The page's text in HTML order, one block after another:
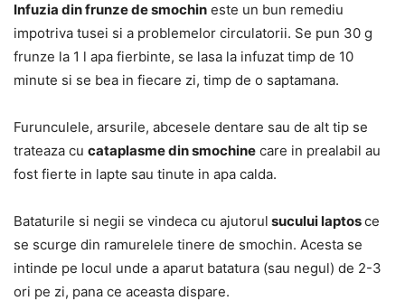
Infuzia din frunze de smochin este un bun remediu
impotriva tusei si a problemelor circulatorii. Se pun 30 g
frunze la 1 l apa fierbinte, se lasa la infuzat timp de 10
minute si se bea in fiecare zi, timp de o saptamana.
Furunculele, arsurile, abcesele dentare sau de alt tip se
trateaza cu cataplasme din smochine care in prealabil au
fost fierte in lapte sau tinute in apa calda.
Bataturile si negii se vindeca cu ajutorul sucului laptosce
se scurge din ramurelele tinere de smochin. Acesta se
intinde pe locul unde a aparut batatura (sau negul) de 2-3
ori pe zi, pana ce aceasta dispare.